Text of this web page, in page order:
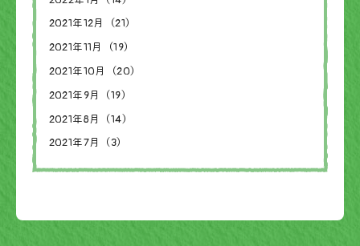
2021年12月（21）
2021年11月（19）
2021年10月（20）
2021年9月（19）
2021年8月（14）
2021年7月（3）